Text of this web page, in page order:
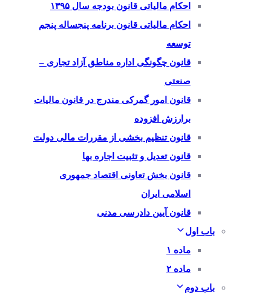
احکام مالیاتی قانون بودجه سال ۱۳۹۵
احکام مالیاتی قانون برنامه پنجساله پنجم
توسعه
قانون چگونگی اداره مناطق آزاد تجاری –
صنعتی
قانون امور گمرکی مندرج در قانون مالیات
برارزش افزوده
قانون تنظیم بخشی از مقررات مالی دولت
قانون تعدیل و تثبیت اجاره بها
قانون بخش تعاونی اقتصاد جمهوری
اسلامی ایران
قانون آیین دادرسی مدنی
باب اول
ماده ۱
ماده ۲
باب دوم